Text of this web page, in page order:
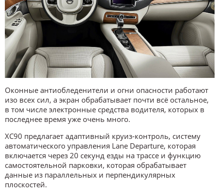
Оконные антиобледенители и огни опасности работают
изо всех сил, а экран обрабатывает почти всё остальное,
в том числе электронные средства водителя, которых в
последнее время уже очень много.
XC90 предлагает адаптивный круиз-контроль, систему
автоматического управления Lane Departure, которая
включается через 20 секунд езды на трассе и функцию
самостоятельной парковки, которая обрабатывает
данные из параллельных и перпендикулярных
плоскостей.